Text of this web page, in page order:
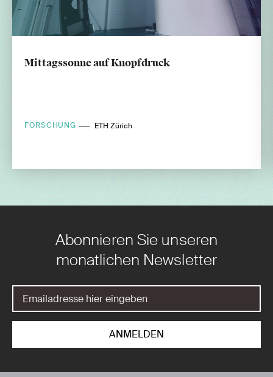
Mittagssonne auf Knopfdruck
FORSCHUNG ETH Zürich
Abonnieren Sie unseren
monatlichen Newsletter